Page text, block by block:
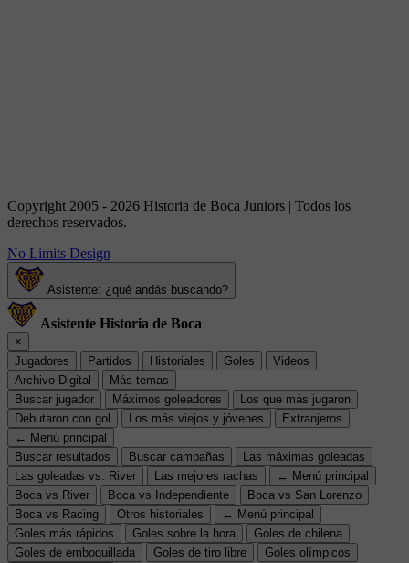
Copyright 2005 - 2026 Historia de Boca Juniors | Todos los
derechos reservados.
No Limits Design
Asistente: ¿qué andás buscando?
Asistente Historia de Boca
×
Jugadores
Partidos Historiales Goles
Videos
Archivo Digital
Más temas
Buscar jugador
Máximos goleadores
Los que más jugaron
Debutaron con gol
Los más viejos y jóvenes
Extranjeros
← Menú principal
Buscar resultados
Buscar campañas
Las máximas goleadas
Las goleadas vs. River
Las mejores rachas
← Menú principal
Boca vs River
Boca vs Independiente
Boca vs San Lorenzo
Boca vs Racing
Otros historiales
← Menú principal
Goles más rápidos
Goles sobre la hora
Goles de chilena
Goles de emboquillada
Goles de tiro libre
Goles olímpicos